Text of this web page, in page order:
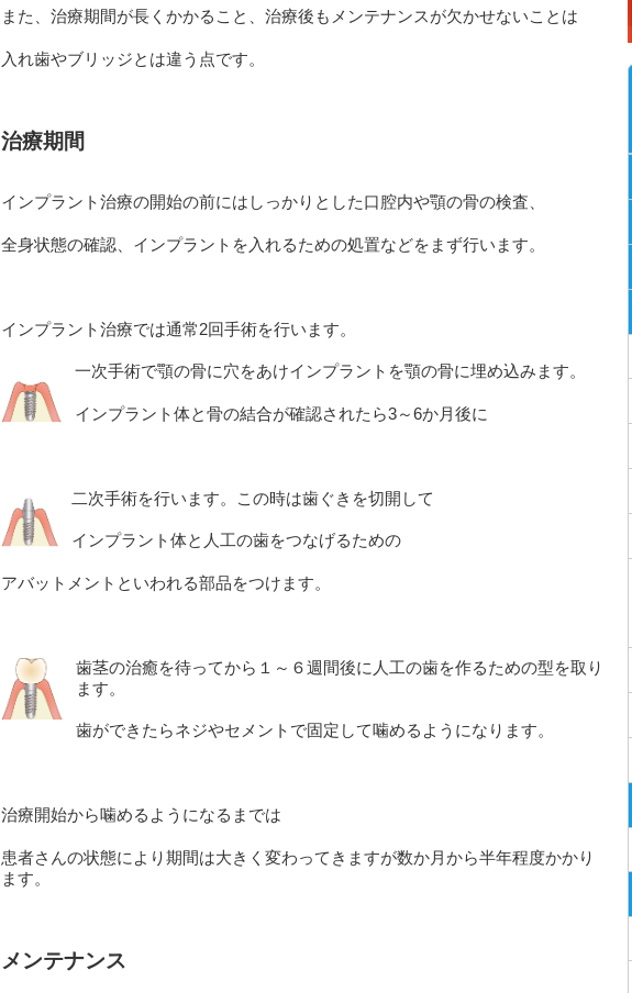
また、治療期間が長くかかること、治療後もメンテナンスが欠かせないことは
入れ歯やブリッジとは違う点です。
治療期間
インプラント治療の開始の前にはしっかりとした口腔内や顎の骨の検査、
全身状態の確認、インプラントを入れるための処置などをまず行います。
インプラント治療では通常2回手術を行います。
一次手術で顎の骨に穴をあけインプラントを顎の骨に埋め込みます。
インプラント体と骨の結合が確認されたら3～6か月後に
二次手術を行います。この時は歯ぐきを切開して
インプラント体と人工の歯をつなげるための
アバットメントといわれる部品をつけます。
歯茎の治癒を待ってから１～６週間後に人工の歯を作るための型を取り
ます。
歯ができたらネジやセメントで固定して噛めるようになります。
治療開始から噛めるようになるまでは
患者さんの状態により期間は大きく変わってきますが数か月から半年程度かかり
ます。
メンテナンス